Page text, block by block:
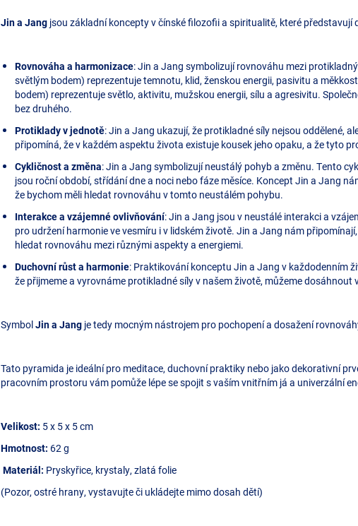
Jin a Jang jsou základní koncepty v čínské filozofii a spiritualitě, které
Rovnováha a harmonizace: Jin a Jang symbolizují rovnováhu mezi
světlým bodem) reprezentuje temnotu, klid, ženskou energii, pasivitu a
bodem) reprezentuje světlo, aktivitu, mužskou energii, sílu a agresivitu.
bez druhého.
Protiklady v jednotě: Jin a Jang ukazují, že protikladné síly nejsou oddělené,
připomíná, že v každém aspektu života existuje kousek jeho opaku, a že tyto
Cykličnost a změna: Jin a Jang symbolizují neustálý pohyb a změnu. Tento
jsou roční období, střídání dne a noci nebo fáze měsíce. Koncept Jin a Jang
že bychom měli hledat rovnováhu v tomto neustálém pohybu.
Interakce a vzájemné ovlivňování: Jin a Jang jsou v neustálé interakci a
pro udržení harmonie ve vesmíru i v lidském životě. Jin a Jang nám
hledat rovnováhu mezi různými aspekty a energiemi.
Duchovní růst a harmonie: Praktikování konceptu Jin a Jang v každodenním
že přijmeme a vyrovnáme protikladné síly v našem životě, můžeme
SymbolJin a Jang je tedy mocným nástrojem pro pochopení a dosažení
Tato pyramida je ideální pro meditace, duchovní praktiky nebo jako dekorativní
pracovním prostoru vám pomůže lépe se spojit s vaším vnitřním já a univerzální
Velikost: 5 x 5 x 5 cm
Hmotnost: 62 g
Materiál: Pryskyřice, krystaly, zlatá folie
(Pozor, ostré hrany, vystavujte či ukládejte mimo dosah dětí)